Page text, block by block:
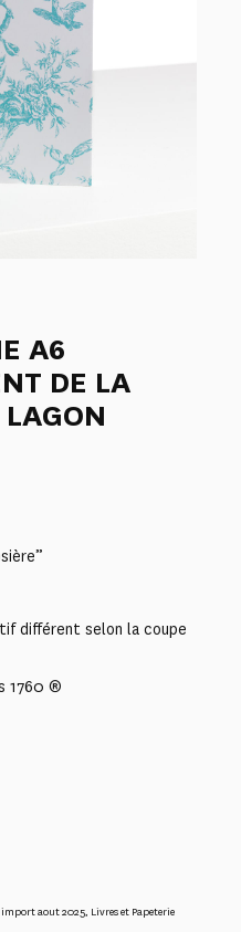
A6
DE LA
différent selon la coupe
1760 ®
import aout 2025, Livres et Papeterie